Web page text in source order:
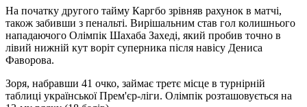
На початку другого тайму Каргбо зрівняв рахунок в матчі,
також забивши з пенальті. Вирішальним став гол колишнього
нападаючого Олімпік Шахаба Захеді, який пробив точно в
лівий нижній кут воріт суперника після навісу Дениса
Фаворова.
Зоря, набравши 41 очко, займає третє місце в турнірній
таблиці української Прем'єр-ліги. Олімпік розташовується на